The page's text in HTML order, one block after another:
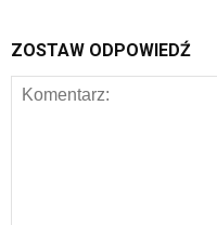
ZOSTAW ODPOWIEDŹ